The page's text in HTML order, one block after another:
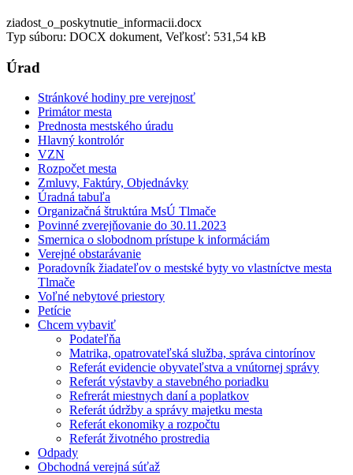
ziadost_o_poskytnutie_informacii.docx
Typ súboru: DOCX dokument, Veľkosť: 531,54 kB
Úrad
Stránkové hodiny pre verejnosť
Primátor mesta
Prednosta mestského úradu
Hlavný kontrolór
VZN
Rozpočet mesta
Zmluvy, Faktúry, Objednávky
Úradná tabuľa
Organizačná štruktúra MsÚ Tlmače
Povinné zverejňovanie do 30.11.2023
Smernica o slobodnom prístupe k informáciám
Verejné obstarávanie
Poradovník žiadateľov o mestské byty vo vlastníctve mesta
Tlmače
Voľné nebytové priestory
Petície
Chcem vybaviť
Podateľňa
Matrika, opatrovateľská služba, správa cintorínov
Referát evidencie obyvateľstva a vnútornej správy
Referát výstavby a stavebného poriadku
Refrerát miestnych daní a poplatkov
Referát údržby a správy majetku mesta
Referát ekonomiky a rozpočtu
Referát životného prostredia
Odpady
Obchodná verejná súťaž